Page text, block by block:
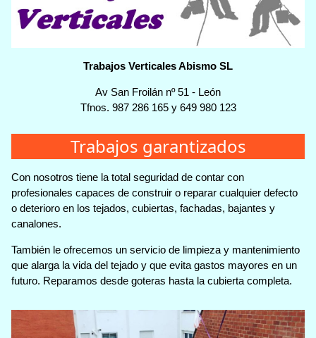
Trabajos Verticales Abismo SL
Av San Froilán nº 51 - León
Tfnos. 987 286 165y 649 980 123
Trabajos garantizados
Con nosotros tiene la total seguridad de contar con
profesionales capaces de construir o reparar cualquier defecto
o deterioro en los tejados, cubiertas, fachadas, bajantes y
canalones.
También le ofrecemos un servicio de limpieza y mantenimiento
que alarga la vida del tejado y que evita gastos mayores en un
futuro. Reparamos desde goteras hasta la cubierta completa.